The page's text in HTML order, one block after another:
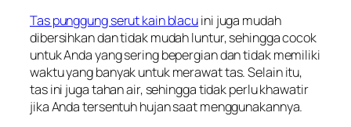
Tas punggung serut kain blacuini juga mudah
dibersihkan dan tidak mudah luntur, sehingga cocok
untuk Anda yang sering bepergian dan tidak memiliki
waktu yang banyak untuk merawat tas. Selain itu,
tas ini juga tahan air, sehingga tidak perlu khawatir
jika Anda tersentuh hujan saat menggunakannya.